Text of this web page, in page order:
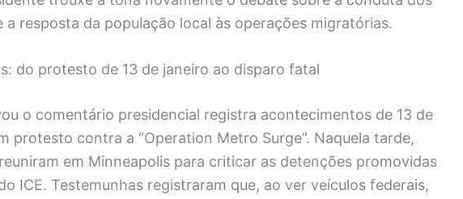
a resposta da população local às operações migratórias.
do protesto de 13 de janeiro ao disparo fatal
o comentário presidencial registra acontecimentos de 13 de
protesto contra a “Operation Metro Surge”. Naquela tarde,
em Minneapolis para criticar as detenções promovidas
ICE. Testemunhas registraram que, ao ver veículos federais,